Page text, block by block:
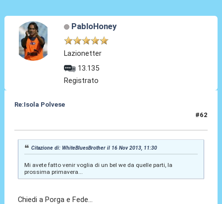
PabloHoney
Lazionetter
13.135
Registrato
Re:Isola Polvese
#62
Citazione di: WhiteBluesBrother il 16 Nov 2013, 11:30
Mi avete fatto venir voglia di un bel we da quelle parti, la
prossima primavera...
Chiedi a Porga e Fede...